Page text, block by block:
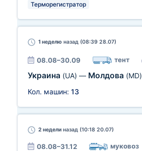
Терморегистратор
1 неделю назад (08:39 28.07)
08.08–30.09 тент
Украина (UA) — Молдова (MD)
Кол. машин: 13
2 недели назад (10:18 20.07)
08.08–31.12 муковоз